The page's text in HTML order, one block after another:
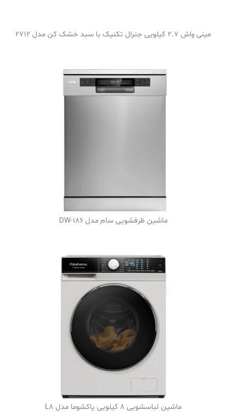
مینی واش 2.7 کیلویی جنرال تکنیک با سبد خشک کن مدل 2712
ماشین ظرفشویی سام مدل DW-186
ماشین لباسشویی 8 کیلویی پاکشوما مدل L8